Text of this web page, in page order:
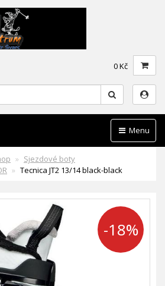
0 Kč
Menu
Sjezdové boty
Tecnica JT2 13/14 black-black
-18%